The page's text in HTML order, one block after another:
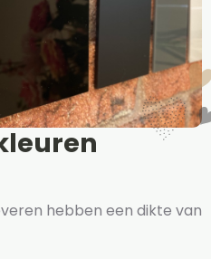
hebben een dikte van